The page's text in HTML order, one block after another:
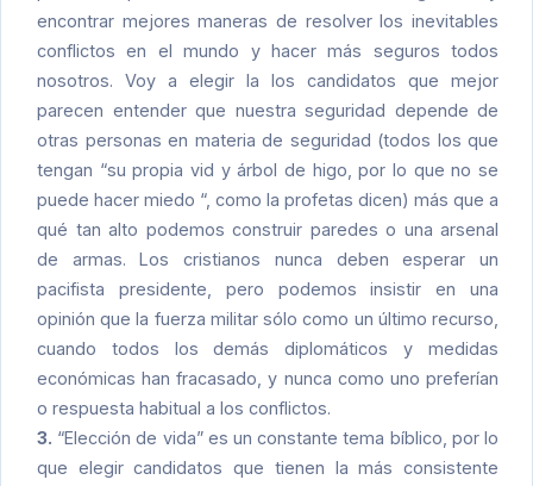
encontrar mejores maneras de resolver los inevitables
conflictos en el mundo y hacer más seguros todos
nosotros. Voy a elegir la los candidatos que mejor
parecen entender que nuestra seguridad depende de
otras personas en materia de seguridad (todos los que
tengan “su propia vid y árbol de higo, por lo que no se
puede hacer miedo “, como la profetas dicen) más que a
qué tan alto podemos construir paredes o una arsenal
de armas. Los cristianos nunca deben esperar un
pacifista presidente, pero podemos insistir en una
opinión que la fuerza militar sólo como un último recurso,
cuando todos los demás diplomáticos y medidas
económicas han fracasado, y nunca como uno preferían
o respuesta habitual a los conflictos.
3. “Elección de vida” es un constante tema bíblico, por lo
que elegir candidatos que tienen la más consistente